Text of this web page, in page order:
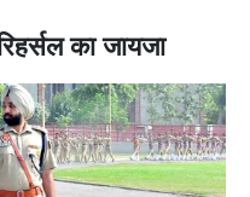
का जायजा